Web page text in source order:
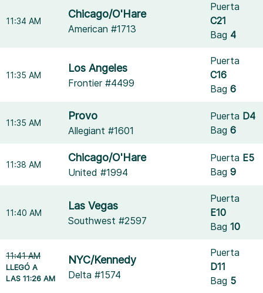
11:34 AM
Chicago/O'Hare
American #1713
Puerta
C21
Bag 4
11:35 AM
Los Angeles
Frontier #4499
Puerta
C16
Bag6
11:35 AM
Provo
Allegiant #1601
Puerta D4
Bag6
11:38 AM
Chicago/O'Hare
United #1994
Puerta E5
Bag9
11:40 AM
Las Vegas
Southwest #2597
Puerta
E10
Bag10
11:41 AM
LLEGÓ A
LAS 11:26 AM
NYC/Kennedy
Delta #1574
Puerta
D11
Bag 5